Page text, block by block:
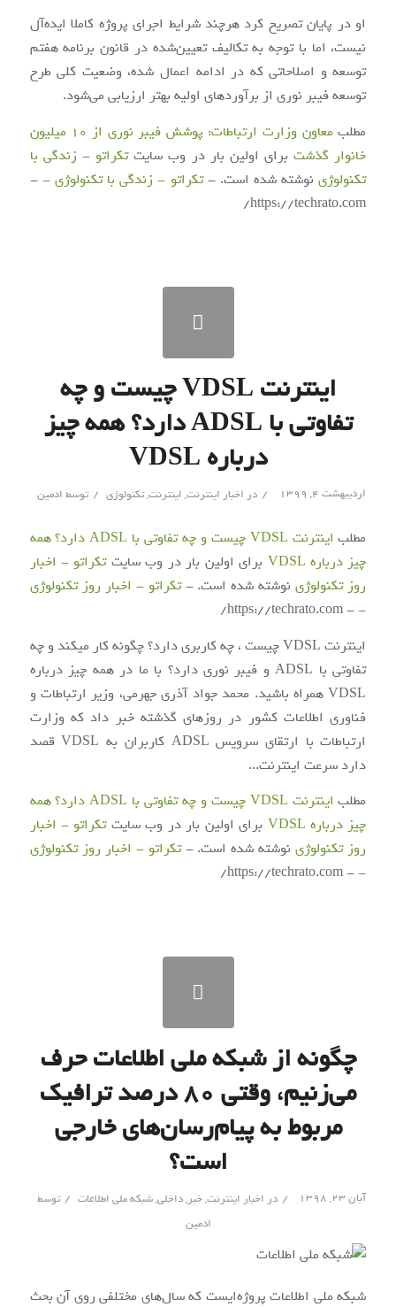
او در پایان تصریح کرد هرچند شرایط اجرای پروژه کاملا ایده‌آل
نیست، اما با توجه به تکالیف تعیین‌شده در قانون برنامه هفتم
توسعه و اصلاحاتی که در ادامه اعمال شده، وضعیت کلی طرح
توسعه فیبر نوری از برآوردهای اولیه بهتر ارزیابی می‌شود.
مطلب
معاون وزارت ارتباطات: پوشش فیبر نوری از 10 میلیون
خانوار گذشتبرای اولین بار در وب سایتتکراتو - زندگی با
تکنولوژینوشته شده است. -تکراتو - زندگی با تکنولوژی --
https://techrato.com/
اینترنت VDSL چیست و چه
تفاوتی با ADSL دارد؟ همه چیز
درباره VDSL
اردیبهشت ۴, ۱۳۹۹ / در اخبار اینترنت, اینترنت,تکنولوژی / توسط ادمین
مطلب
اینترنت VDSL چیست و چه تفاوتی با ADSL دارد؟ همه
چیز درباره VDSL
برای اولین بار در وب سایتتکراتو - اخبار
روز تکنولوژینوشته شده است. -تکراتو - اخبار روز تکنولوژی
-
- https://techrato.com/
اینترنت VDSL چیست ، چه کاربری دارد؟ چگونه کار میکند و چه
تفاوتی با ADSL و فیبر نوری دارد؟ با ما در همه چیز درباره
VDSL همراه باشید. محمد جواد آذری جهرمی، وزیر ارتباطات و
فناوری اطلاعات کشور در روزهای گذشته خبر داد که وزارت
ارتباطات با ارتقای سرویس ADSL کاربران به VDSL قصد
دارد سرعت اینترنت...
مطلب
اینترنت VDSL چیست و چه تفاوتی با ADSL دارد؟ همه
چیز درباره VDSL
برای اولین بار در وب سایتتکراتو - اخبار
روز تکنولوژینوشته شده است. -تکراتو - اخبار روز تکنولوژی
-
- https://techrato.com/
چگونه از شبکه ملی اطلاعات حرف
می‌زنیم، وقتی ۸۰ درصد ترافیک
مربوط به پیام‌رسان‌های خارجی
است؟
آبان ۲۳, ۱۳۹۸ / در اخبار اینترنت,خبر,داخلی,شبکه ملی اطلاعات / توسط
ادمین
شبکه ملی اطلاعات پروژه‌ایست که سال‌های مختلفی روی آن بحث